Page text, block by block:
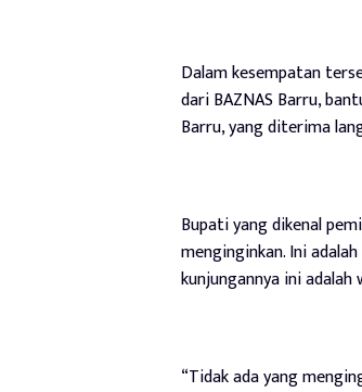
Dalam kesempatan
dari BAZNAS Barru,
Barru, yang diterima
Bupati yang dikenal
menginginkan. Ini
kunjungannya ini
“Tidak ada yang